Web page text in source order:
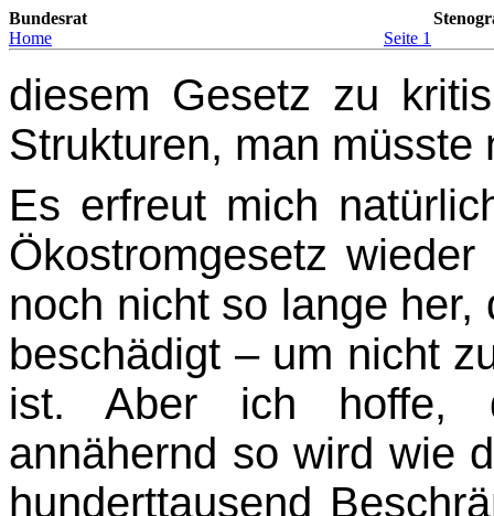
Bundesrat
Home
Seite 1
diesem Gesetz zu
Strukturen, man
Es erfreut mich
Ökostromgesetz
noch nicht so lange
beschädigt – um nicht
ist. Aber ich hoffe,
annähernd so wird wie
hunderttausend